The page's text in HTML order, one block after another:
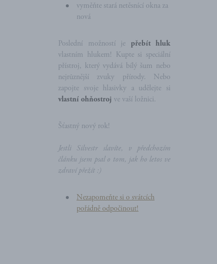
vyměňte stará netěsnící okna za
nová
Poslední možností je přebít hluk
vlastním hlukem! Kupte si speciální
přístroj, který vydává bílý šum nebo
nejrůznější zvuky přírody. Nebo
zapojte svoje hlasivky a udělejte si
vlastní ohňostroj ve vaší ložnici.
Šťastný nový rok!
Jestli Silvestr slavíte, v předchozím
článku jsem psal o tom, jak ho letos ve
zdraví přežít :)
Nezapomeňte si o svátcích
pořádně odpočinout!